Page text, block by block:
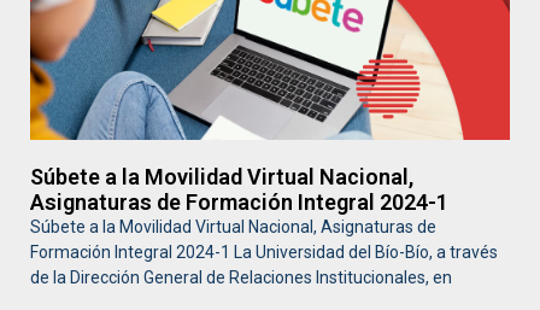
Súbete a la Movilidad Virtual Nacional,
Asignaturas de Formación Integral 2024-1
Súbete a la Movilidad Virtual Nacional, Asignaturas de
Formación Integral 2024-1 La Universidad del Bío-Bío, a través
de la Dirección General de Relaciones Institucionales, en